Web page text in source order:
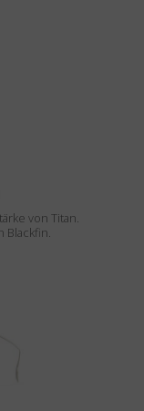
von Titan.